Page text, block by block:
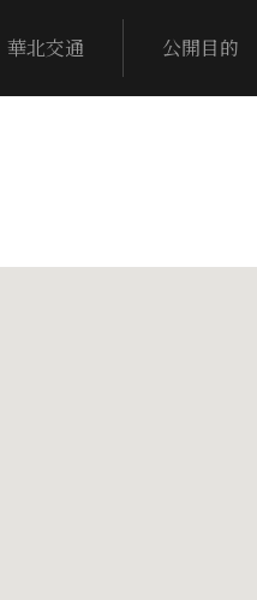
華北交通 公開目的